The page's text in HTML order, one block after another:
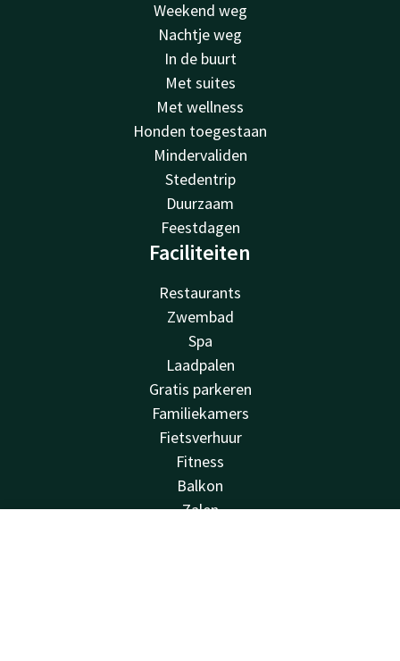
Weekend weg
Nachtje weg
In de buurt
Met suites
Met wellness
Honden toegestaan
Mindervaliden
Stedentrip
Duurzaam
Feestdagen
Faciliteiten
Restaurants
Zwembad
Spa
Laadpalen
Gratis parkeren
Familiekamers
Fietsverhuur
Fitness
Balkon
Zalen